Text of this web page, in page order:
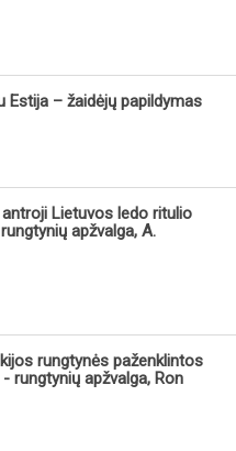
Estija – žaidėjų papildymas
Lietuvos ledo ritulio
apžvalga, A.
rungtynės paženklintos
rungtynių apžvalga, Ron